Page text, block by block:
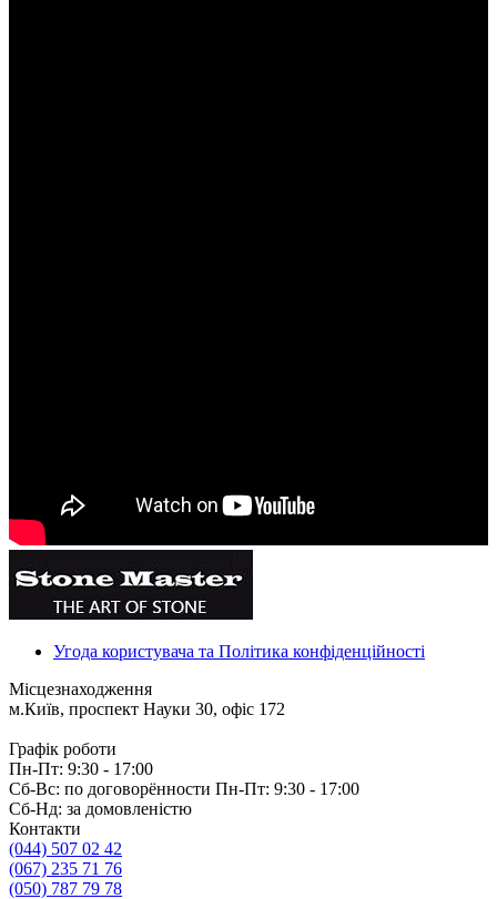
Угода користувача та Політика конфіденційності
Місцезнаходження
м.Київ, проспект Науки 30, офіс 172
Графік роботи
Пн-Пт: 9:30 - 17:00
Сб-Вс: по договорённости Пн-Пт: 9:30 - 17:00
Сб-Нд: за домовленістю
Контакти
(044) 507 02 42
(067) 235 71 76
(050) 787 79 78